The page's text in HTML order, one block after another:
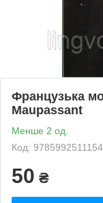
Французька
Maupassant
Менше 2 од.
Код: 9785992511154
50 ₴